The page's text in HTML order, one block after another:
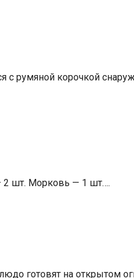
с румяной корочкой
2 шт. Морковь — 1 шт….
готовят на открытом